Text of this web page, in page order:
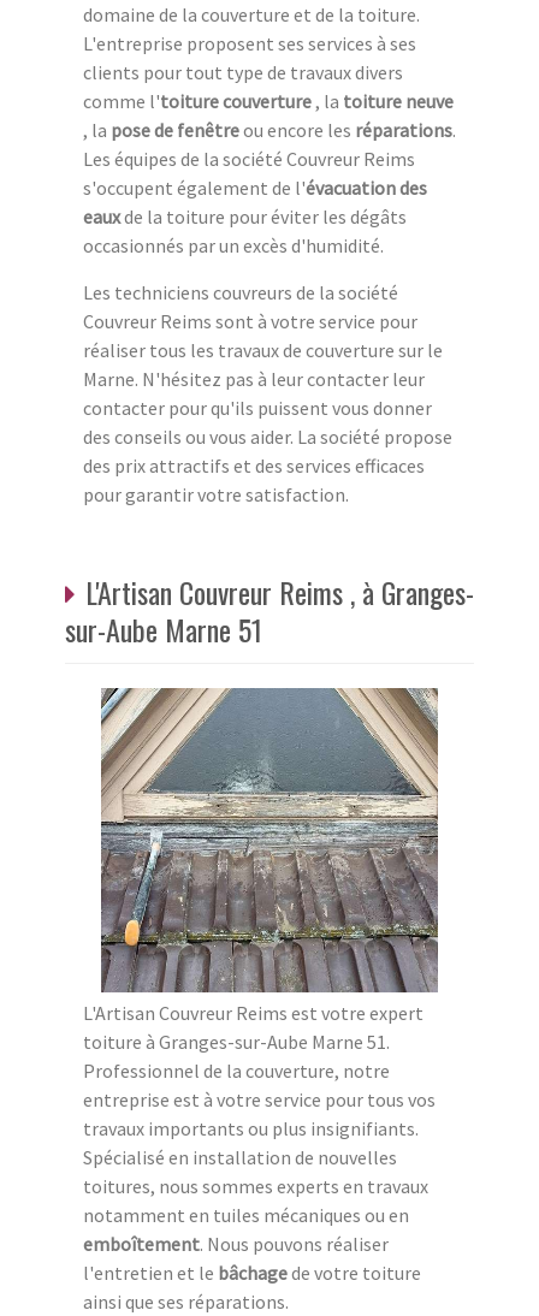
domaine de la couverture et de la toiture.
L'entreprise proposent ses services à ses
clients pour tout type de travaux divers
comme l'toiture couverture, la toiture neuve
, la pose de fenêtreou encore les réparations.
Les équipes de la société Couvreur Reims
s'occupent également de l'évacuation des
eauxde la toiture pour éviter les dégâts
occasionnés par un excès d'humidité.
Les techniciens couvreurs de la société
Couvreur Reims sont à votre service pour
réaliser tous les travaux de couverture sur le
Marne. N'hésitez pas à leur contacter leur
contacter pour qu'ils puissent vous donner
des conseils ou vous aider. La société propose
des prix attractifs et des services efficaces
pour garantir votre satisfaction.
L'Artisan Couvreur Reims , à Granges-
sur-Aube Marne 51
L'Artisan Couvreur Reims est votre expert
toiture à Granges-sur-Aube Marne 51.
Professionnel de la couverture, notre
entreprise est à votre service pour tous vos
travaux importants ou plus insignifiants.
Spécialisé en installation de nouvelles
toitures, nous sommes experts en travaux
notamment en tuiles mécaniques ou en
emboîtement. Nous pouvons réaliser
l'entretien et le bâchagede votre toiture
ainsi que ses réparations.